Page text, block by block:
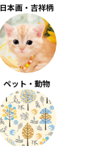
日本画・吉祥柄
ペット・動物